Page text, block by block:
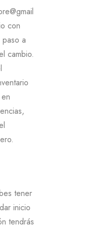
con
a
cambio.
tener
inicio
tendrás